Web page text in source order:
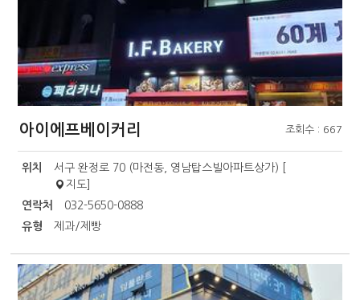
아이에프베이커리 조회수 : 667
위치
서구 완정로 70 (마전동, 영남탑스빌아파트상가) [
지도]
연락처
032-5650-0888
유형
제과/제빵